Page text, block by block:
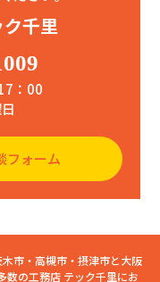
千里
17：00
フォーム
市・高槻市・摂津市と大阪
数の工務店 テック千里にお